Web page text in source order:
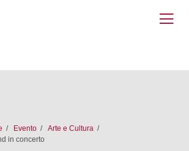
Evento
Arte e Cultura
in concerto